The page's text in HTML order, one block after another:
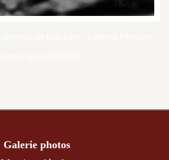
Galerie photos